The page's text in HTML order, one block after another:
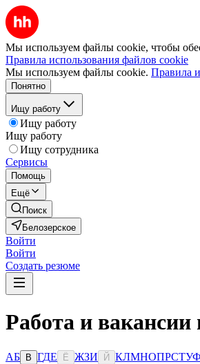
Мы используем файлы cookie, чтобы
Правила использования файлов cookie
Мы используем файлы cookie. Правила
Понятно
Ищу работу
Ищу работу
Ищу работу
Ищу сотрудника
Сервисы
Помощь
Ещё
Поиск
Белозерское
Войти
Войти
Создать резюме
Работа и вакансии
АБ В ГДЕ Ё ЖЗИ Й КЛМНОПРСТУФ